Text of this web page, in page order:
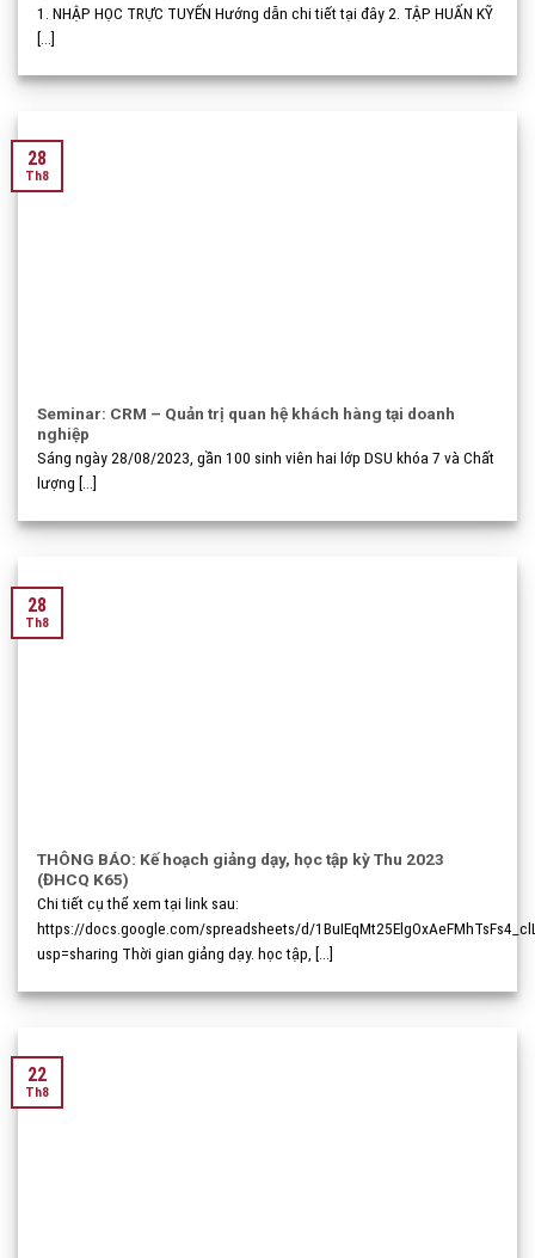
1. NHẬP HỌC TRỰC TUYẾN Hướng dẫn chi tiết tại đây 2. TẬP HUẤN KỸ
[...]
Seminar: CRM – Quản trị quan hệ khách hàng tại doanh
nghiệp
Sáng ngày 28/08/2023, gần 100 sinh viên hai lớp DSU khóa 7 và Chất
lượng [...]
28
Th8
THÔNG BÁO: Kế hoạch giảng dạy, học tập kỳ Thu 2023
(ĐHCQ K65)
Chi tiết cụ thể xem tại link sau:
https://docs.google.com/spreadsheets/d/
usp=sharing Thời gian giảng dạy. học tập, [...]
28
Th8
22
Th8